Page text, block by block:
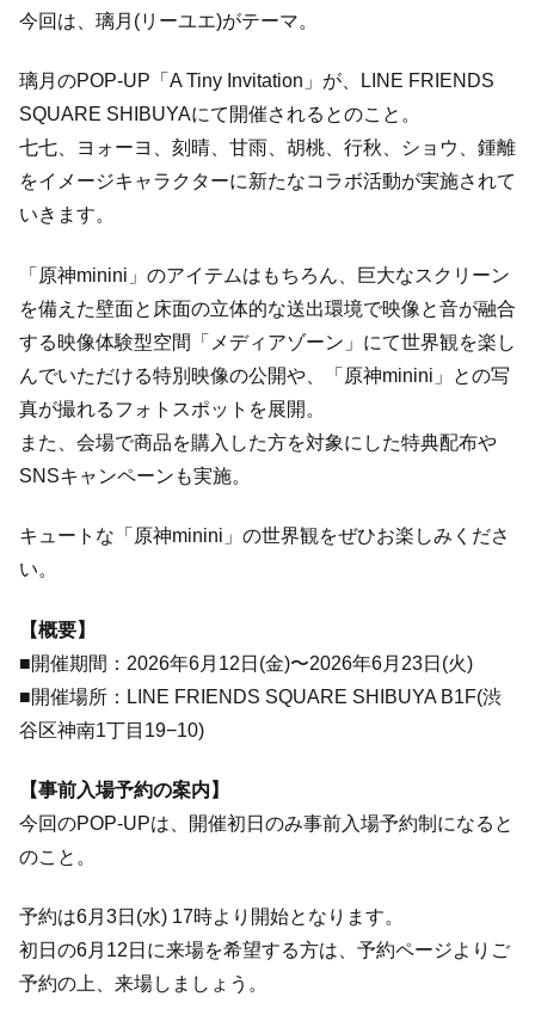
今回は、璃月(リーユエ)がテーマ。
璃月のPOP-UP「A Tiny Invitation」が、LINE FRIENDS
SQUARE SHIBUYAにて開催されるとのこと。
七七、ヨォーヨ、刻晴、甘雨、胡桃、行秋、ショウ、鍾離
をイメージキャラクターに新たなコラボ活動が実施されて
いきます。
「原神minini」のアイテムはもちろん、巨大なスクリーン
を備えた壁面と床面の立体的な送出環境で映像と音が融合
する映像体験型空間「メディアゾーン」にて世界観を楽し
んでいただける特別映像の公開や、「原神minini」との写
真が撮れるフォトスポットを展開。
また、会場で商品を購入した方を対象にした特典配布や
SNSキャンペーンも実施。
キュートな「原神minini」の世界観をぜひお楽しみくださ
い。
【概要】
■開催期間：2026年6月12日(金)〜2026年6月23日(火)
■開催場所：LINE FRIENDS SQUARE SHIBUYA B1F(渋
谷区神南1丁目19−10)
【事前入場予約の案内】
今回のPOP-UPは、開催初日のみ事前入場予約制になると
のこと。
予約は6月3日(水) 17時より開始となります。
初日の6月12日に来場を希望する方は、予約ページよりご
予約の上、来場しましょう。